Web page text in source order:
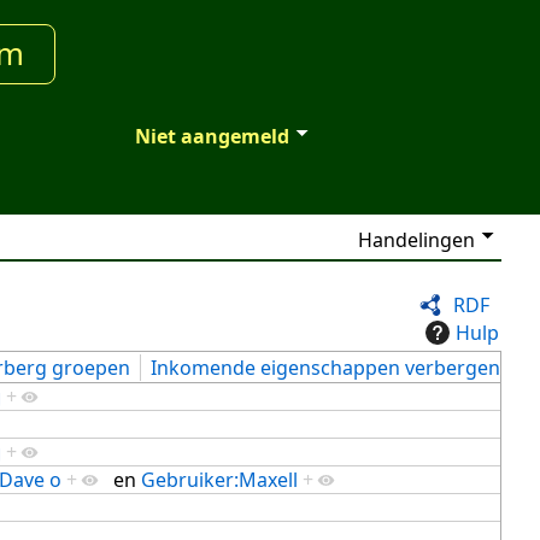
Niet aangemeld
Handelingen
RDF
Hulp
groepen
Inkomende eigenschappen verbergen
+
+
o + en Gebruiker:Maxell +